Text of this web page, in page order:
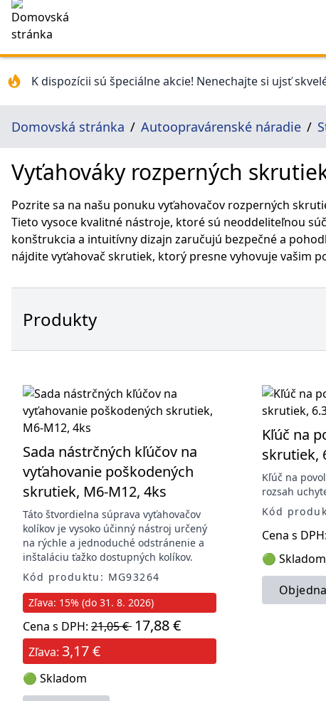
K dispozícii sú špeciálne akcie! Nenechajte si ujsť
Domovská stránka Autoopravárenské náradie
Vyťahováky rozperných
Pozrite sa na našu ponuku vyťahovačov rozperných
Tieto vysoce kvalitné nástroje, ktoré sú neoddeliteľnou
konštrukcia a intuitívny dizajn zaručujú bezpečné a
nájdite vyťahovač skrutiek, ktorý presne vyhovuje vašim
Produkty
Sada nástrčných kľúčov na
vyťahovanie poškodených
skrutiek, M6-M12, 4ks
Táto štvordielna súprava vyťahovačov
kolíkov je vysoko účinný nástroj určený
na rýchle a jednoduché odstránenie a
inštaláciu ťažko dostupných kolíkov.
Kód produktu: MG93264
Zľava: 15% (do 31. 8. 2026)
Cena s DPH: 21,05 € 17,88 €
Zľava: 3,17 €
🟢 Skladom
Kľúč na
skrutiek,
Kľúč na
rozsah
Kód
Cena s DPH:
🟢 Skladom